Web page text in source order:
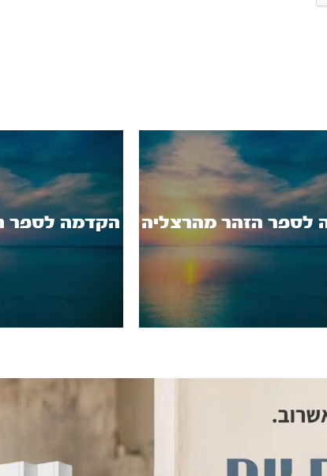
לספר הזהר מהרצליה הקדמה לספר